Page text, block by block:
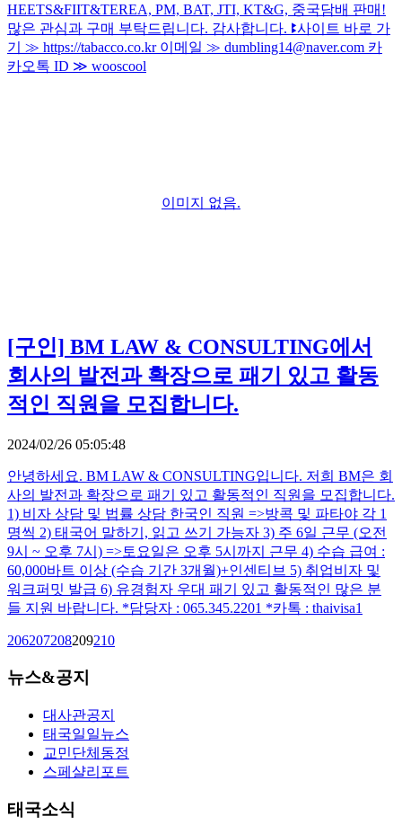
HEETS&FIIT&TEREA, PM, BAT, JTI, KT&G, 중국담배 판매!
많은 관심과 구매 부탁드립니다. 감사합니다. ꔪ사이트 바로 가
기 ≫ https://tabacco.co.kr 이메일 ≫ dumbling14@naver.com 카
카오톡 ID ≫ wooscool
이미지 없음.
[구인] BM LAW & CONSULTING에서
회사의 발전과 확장으로 패기 있고 활동
적인 직원을 모집합니다.
2024/02/26 05:05:48
안녕하세요. BM LAW & CONSULTING입니다. 저희 BM은 회
사의 발전과 확장으로 패기 있고 활동적인 직원을 모집합니다.
1) 비자 상담 및 법률 상담 한국인 직원 =>방콕 및 파타야 각 1
명씩 2) 태국어 말하기, 읽고 쓰기 가능자 3) 주 6일 근무 (오전
9시 ~ 오후 7시) =>토요일은 오후 5시까지 근무 4) 수습 급여 :
60,000바트 이상 (수습 기간 3개월)+인센티브 5) 취업비자 및
워크퍼밋 발급 6) 유경험자 우대 패기 있고 활동적인 많은 분
들 지원 바랍니다. *담당자 : 065.345.2201 *카톡 : thaivisa1
206207208209210
뉴스&공지
대사관공지
태국일일뉴스
교민단체동정
스페샬리포트
태국소식